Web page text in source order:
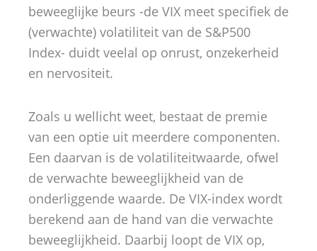
beweeglijke beurs -de VIX meet specifiek de
(verwachte) volatiliteit van de S&P500
Index- duidt veelal op onrust, onzekerheid
en nervositeit.
Zoals u wellicht weet, bestaat de premie
van een optie uit meerdere componenten.
Een daarvan is de volatiliteitwaarde, ofwel
de verwachte beweeglijkheid van de
onderliggende waarde. De VIX-index wordt
berekend aan de hand van die verwachte
beweeglijkheid. Daarbij loopt de VIX op,